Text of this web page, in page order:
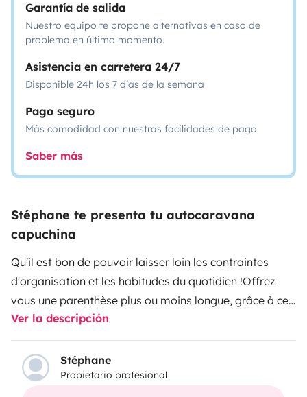
Garantía de salida
Nuestro equipo te propone alternativas en caso de
problema en último momento.
Asistencia en carretera 24/7
Disponible 24h los 7 días de la semana
Pago seguro
Más comodidad con nuestras facilidades de pago
Saber más
Stéphane te presenta tu autocaravana
capuchina
Qu'il est bon de pouvoir laisser loin les contraintes
d'organisation et les habitudes du quotidien !Offrez
vous une parenthèse plus ou moins longue, grâce à ce
camping-car Chausson flambant neuf, simple
d'utilisation, avec tout le confort de la maison.C'est un
univers de simplicité et de liberté qui s'ouvre à vous
Pouvoir suivre le fil de vos envies, vous arrêter selon
Ver la descripción
Stéphane
Propietario profesional